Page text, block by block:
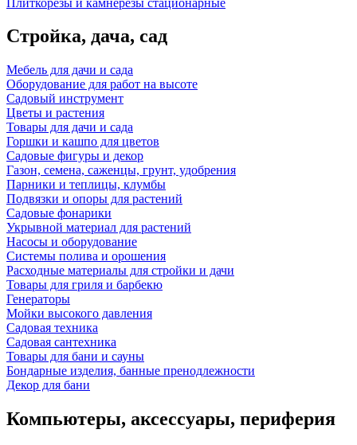
Стройка, дача, сад
Мебель для дачи и сада
Оборудование для работ на высоте
Садовый инструмент
Цветы и растения
Товары для дачи и сада
Горшки и кашпо для цветов
Садовые фигуры и декор
Газон, семена, саженцы, грунт, удобрения
Парники и теплицы, клумбы
Подвязки и опоры для растений
Садовые фонарики
Укрывной материал для растений
Насосы и оборудование
Системы полива и орошения
Расходные материалы для стройки и дачи
Товары для гриля и барбекю
Генераторы
Мойки высокого давления
Садовая техника
Садовая сантехника
Товары для бани и сауны
Бондарные изделия, банные пренодлежности
Декор для бани
Компьютеры, аксессуары, периферия